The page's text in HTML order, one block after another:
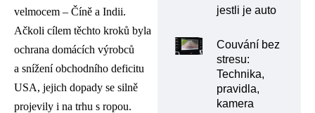
velmocem – Číně a Indii.
Ačkoli cílem těchto kroků byla
ochrana domácích výrobců
a snížení obchodního deficitu
USA, jejich dopady se silně
projevily i na trhu s ropou.
jestli je auto
Couvání bez
stresu:
Technika,
pravidla,
kamera